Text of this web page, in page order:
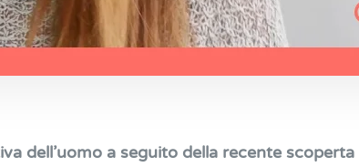
dell’uomo a seguito della recente scoperta